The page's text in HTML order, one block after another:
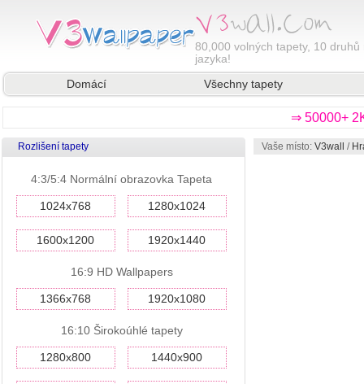
80,000 volných tapety, 10 druhů
jazyka!
Domácí
Všechny tapety
⇒ 50000+
Rozlišení tapety
4:3/5:4 Normální obrazovka Tapeta
1024x768 1280x1024
1600x1200 1920x1440
16:9 HD Wallpapers
1366x768 1920x1080
16:10 Širokoúhlé tapety
1280x800 1440x900
Vaše místo: V3wall /